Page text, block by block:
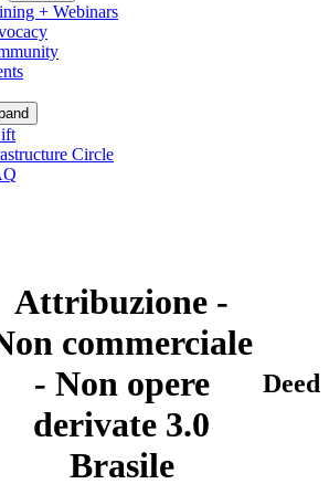
+ Webinars
Circle
Attribuzione -
commerciale
- Non opere
derivate 3.0
Brasile
Deed